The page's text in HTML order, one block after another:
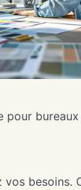
pour
besoins.